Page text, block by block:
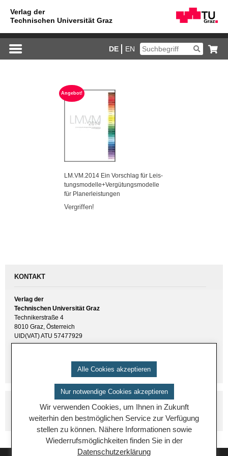
DE EN
An­ge­bot!
LM.​VM.2014 Ein Vor­schlag für Leis­
tungs­mo­del­le+Ver­gü­tungs­mo­del­le
für Pla­ner­leis­tun­gen
Ver­grif­fen!
KONTAKT
Verlag der
Technischen Universität Graz
Technikerstraße 4
8010 Graz, Österreich
UID(VAT) ATU 57477929
Alle Cookies akzeptieren
Nur notwendige Cookies akzeptieren
Wir verwenden Cookies, um Ihnen in Zukunft
weiterhin den bestmöglichen Service zur Verfügung
stellen zu können. Nähere Informationen sowie
Wiederrufsmöglichkeiten finden Sie in der
Datenschutzerklärung